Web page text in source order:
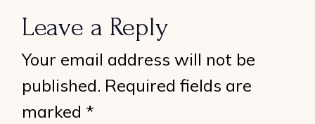
Leave a Reply
Your email address will not be
published. Required fields are
marked *